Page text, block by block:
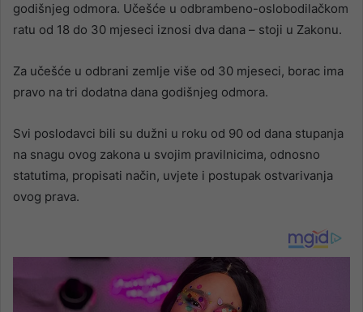
godišnjeg odmora. Učešće u odbrambeno-oslobodilačkom
ratu od 18 do 30 mjeseci iznosi dva dana – stoji u Zakonu.
Za učešće u odbrani zemlje više od 30 mjeseci, borac ima
pravo na tri dodatna dana godišnjeg odmora.
Svi poslodavci bili su dužni u roku od 90 od dana stupanja
na snagu ovog zakona u svojim pravilnicima, odnosno
statutima, propisati način, uvjete i postupak ostvarivanja
ovog prava.